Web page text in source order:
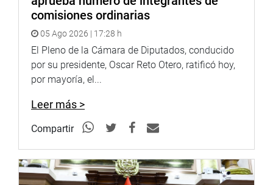
OFICINA DE COMUNICACIONES E IMAGEN
INSTITUCIONAL
comisiones ordinarias
05 Ago 2026 | 17:28 h
El Pleno de la Cámara de Diputados, conducido
por su presidente, Oscar Reto Otero, ratificó hoy,
por mayoría, el...
Leer más >
Compartir